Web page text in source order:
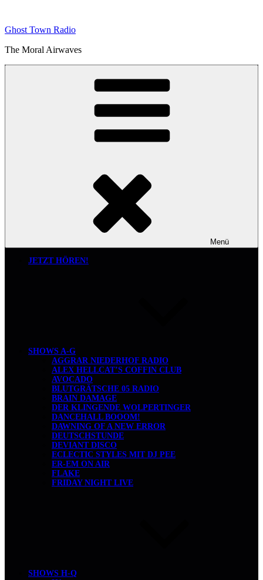
springen
Ghost Town Radio
The Moral Airwaves
Menü
JETZT HÖREN!
SHOWS A-G
AGGRAR NIEDERHOF RADIO
ALEX HELLCAT’S COFFIN CLUB
AVOCADO
BLUTGRÄTSCHE 05 RADIO
BRAIN DAMAGE
DER KLINGENDE WOLPERTINGER
DANCEHALL BOOOM!
DAWNING OF A NEW ERROR
DEUTSCHSTUNDE
DEVIANT DISCO
ECLECTIC STYLES MIT DJ PEE
ER-EM ON AIR
FLAKE
FRIDAY NIGHT LIVE
SHOWS H-Q